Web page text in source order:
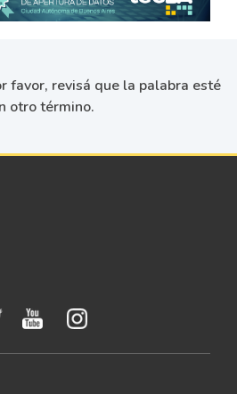
favor, revisá que la palabra esté
otro término.